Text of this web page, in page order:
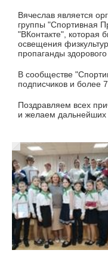
Вячеслав является
группы "Спортивная
"ВКонтакте", которая
освещения
пропаганды
В сообществе
подписчиков и более
Поздравляем всех
и желаем дальнейших